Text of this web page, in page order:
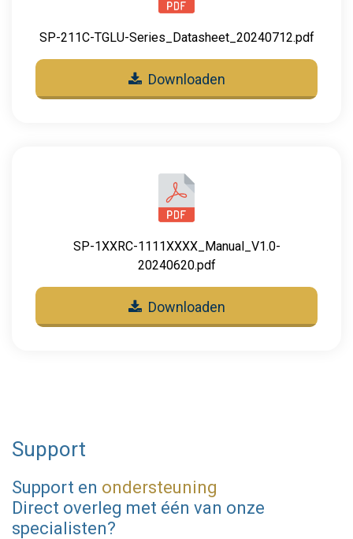
SP-211C-TGLU-Series_Datasheet_20240712.pdf
Downloaden
SP-1XXRC-1111XXXX_Manual_V1.0-
20240620.pdf
Downloaden
Support
Support en ondersteuning
Direct overleg met één van onze
specialisten?